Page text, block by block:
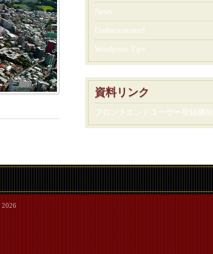
News
Undocumented
Wordpress Tips
資料リンク
フロントエンドユーザー登録機能
2026